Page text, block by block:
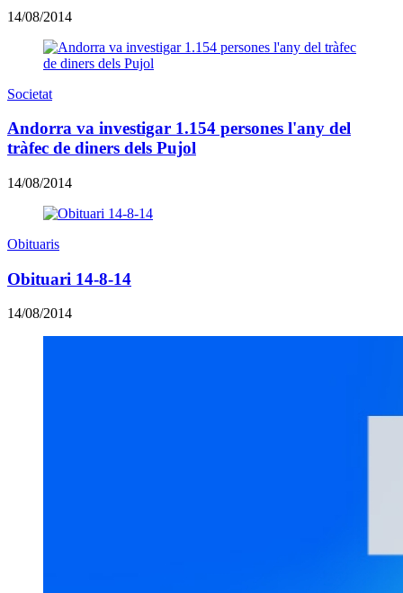
14/08/2014
Societat
Andorra va investigar 1.154 persones l'any del
tràfec de diners dels Pujol
14/08/2014
Obituaris
Obituari 14-8-14
14/08/2014